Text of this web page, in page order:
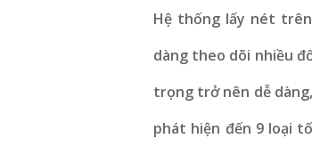
Hệ thống lấy nét
dàng theo dõi nhiều
trọng trở nên dễ
phát hiện đến 9 loại